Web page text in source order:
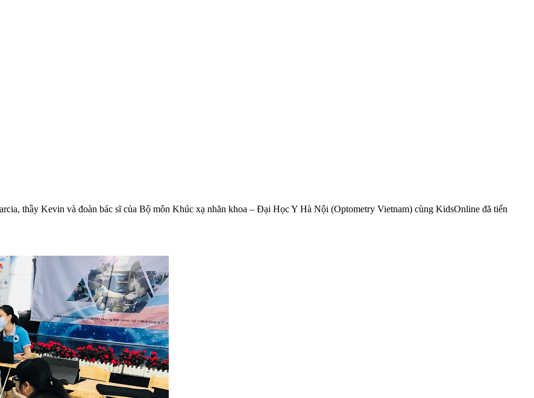
thầy Kevin và đoàn bác sĩ của Bộ môn Khúc xạ nhãn khoa – Đại Học Y Hà Nội (Optometry Vietnam) cùng KidsOnline đã tiến